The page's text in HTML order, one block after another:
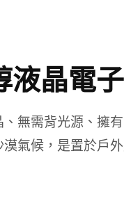
液晶電
無需背光源、擁
氣候，是置於戶